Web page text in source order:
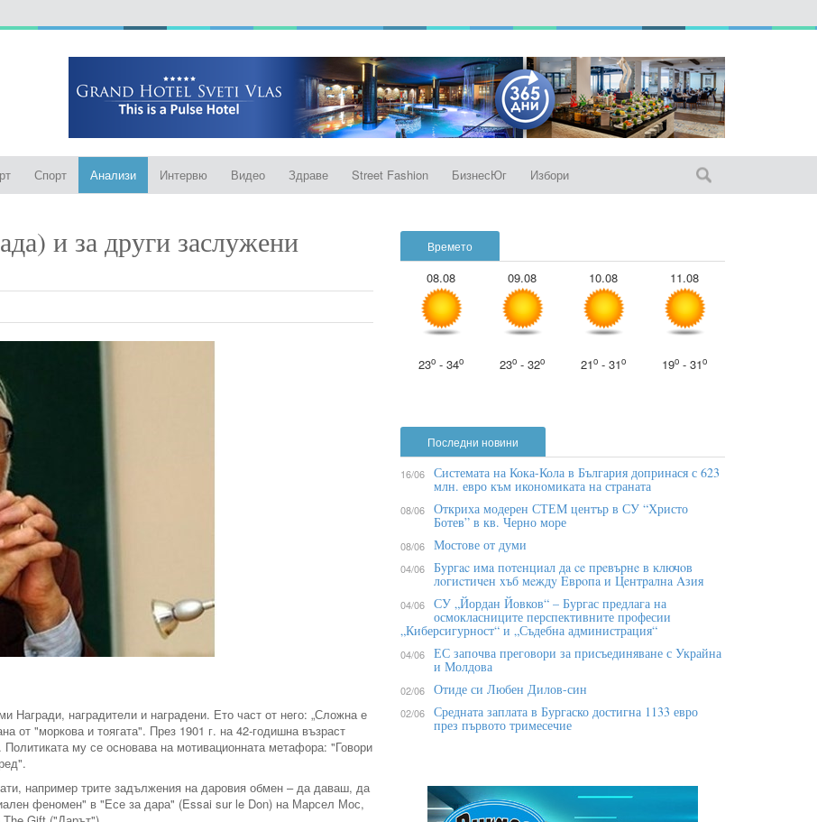
Спорт Анализи Интервю Видео Здраве Street Fashion БизнесЮг Избори
и за други заслужени
Награди, наградители и наградени. Ето част от него: „Сложна е
от "моркова и тоягата". През 1901 г. на 42-годишна възраст
му се основава на мотивационната метафора: "Говори
например трите задължения на даровия обмен – да даваш, да
феномен" в "Есе за дара" (Essai sur le Don) на Марсел Мос,
Времето
08.08
23o - 34o
09.08
23o - 32o
10.08
21o - 31o
11.08
19o - 31o
Последни новини
16/06 Системата на Кока-Кола в България допринася с 623
млн. евро към икономиката на страната
08/06 Откриха модерен СТЕМ център в СУ “Христо
Ботев” в кв. Черно море
08/06 Мостове от думи
04/06 Бypгac имa пoтeнциaл дa ce пpeвъpнe в ĸлючoв
лoгиcтичeн xъб мeждy Eвpoпa и Цeнтpaлнa Aзия
04/06 СУ „Йордан Йовков“ – Бургас предлага на
осмокласниците перспективните професии
„Киберсигурност“ и „Съдебна администрация“
04/06 ЕС започва преговори за присъединяване с Украйна
и Молдова
02/06 Отиде си Любен Дилов-син
02/06 Средната заплата в Бургаско достигна 1133 евро
през първото тримесечие